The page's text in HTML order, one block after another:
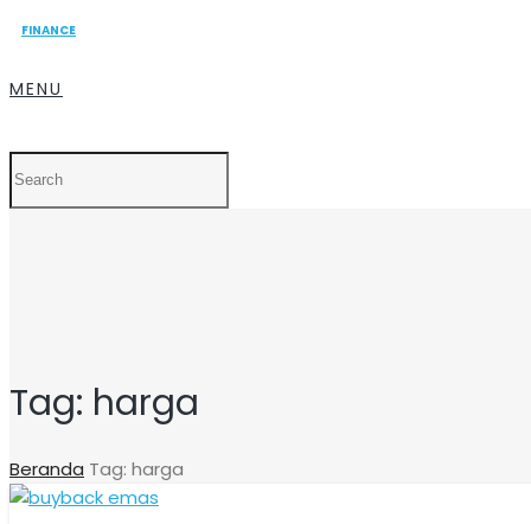
MENU
Tag: harga
Beranda Tag: harga
FINANCE